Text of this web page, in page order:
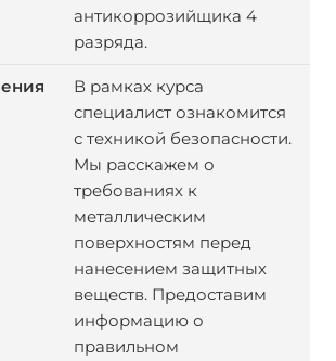
антикоррозийщика 4
разряда.
В рамках курса
специалист ознакомится
с техникой безопасности.
Мы расскажем о
требованиях к
металлическим
поверхностям перед
нанесением защитных
веществ. Предоставим
информацию о
правильном